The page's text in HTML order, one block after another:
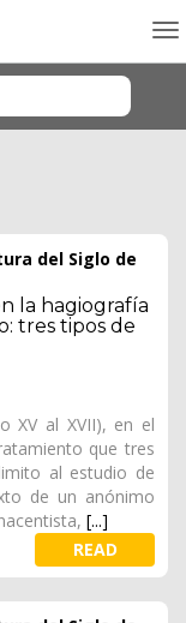
del Siglo de
la hagiografía
tres tipos de
XV al XVII), en el
que tres
al estudio de
de un anónimo
[...]
READ